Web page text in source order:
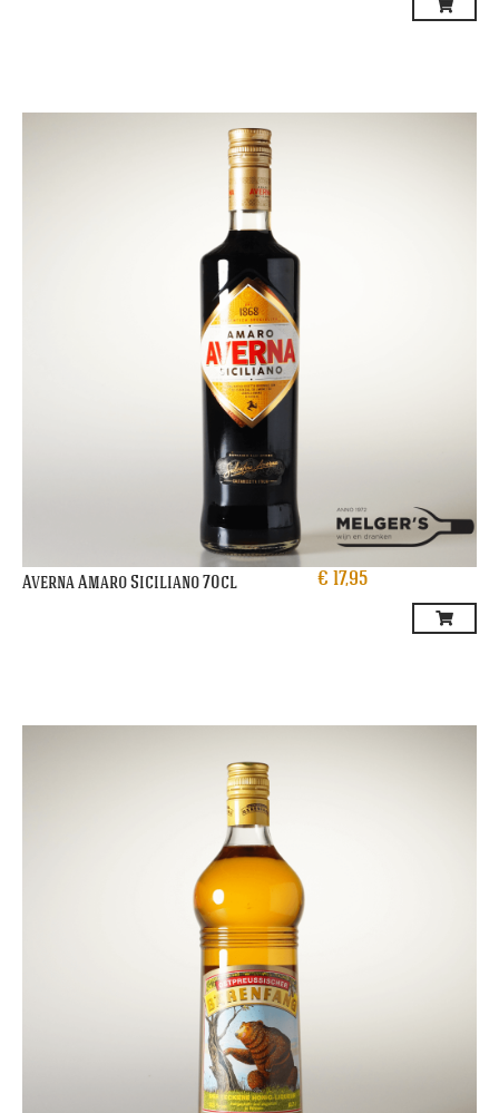
Averna Amaro Siciliano 70cl € 17,95